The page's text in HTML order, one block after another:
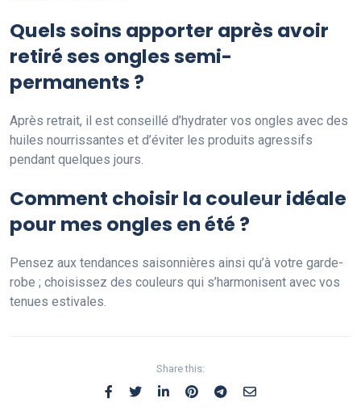
Quels soins apporter après avoir
retiré ses ongles semi-
permanents ?
Après retrait, il est conseillé d’hydrater vos ongles avec des
huiles nourrissantes et d’éviter les produits agressifs
pendant quelques jours.
Comment choisir la couleur idéale
pour mes ongles en été ?
Pensez aux tendances saisonnières ainsi qu’à votre garde-
robe ; choisissez des couleurs qui s’harmonisent avec vos
tenues estivales.
Share this: